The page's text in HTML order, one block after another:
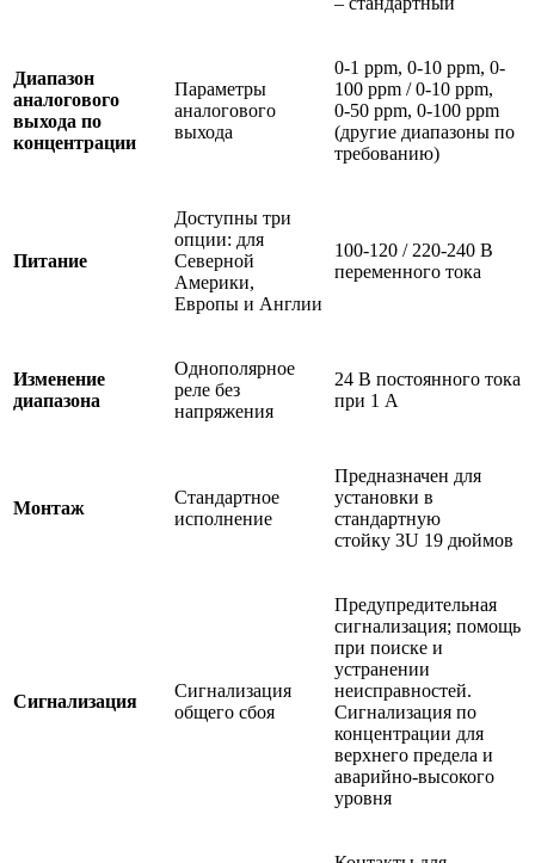
Диапазон
аналогового
выхода по
концентрации
Параметры
аналогового
выхода
0-1 ppm, 0-10 ppm, 0-
100 ppm / 0-10 ppm,
0-50 ppm, 0-100 ppm
(другие диапазоны по
требованию)
Питание
Доступны три
опции: для
Северной
Америки,
Европы и Англии
100-120 / 220-240 В
переменного тока
Изменение
диапазона
Однополярное
реле без
напряжения
24 В постоянного тока
при 1 А
Монтаж
Стандартное
исполнение
Предназначен для
установки в
стандартную
стойку 3U 19 дюймов
Сигнализация
Сигнализация
общего сбоя
Предупредительная
сигнализация; помощь
при поиске и
устранении
неисправностей.
Сигнализация по
концентрации для
верхнего предела и
аварийно-высокого
уровня